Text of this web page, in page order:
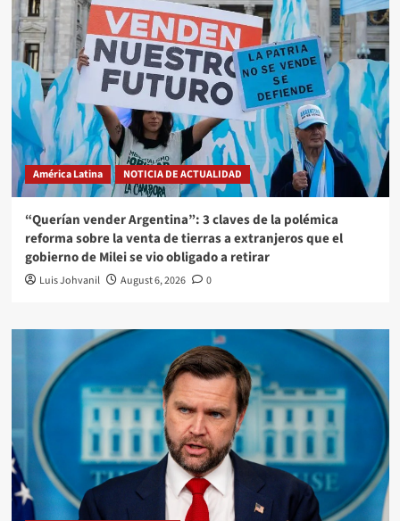
América Latina NOTICIA DE ACTUALIDAD
“Querían vender Argentina”: 3 claves de la polémica
reforma sobre la venta de tierras a extranjeros que el
gobierno de Milei se vio obligado a retirar
Luis Johvanil August 6, 2026 0